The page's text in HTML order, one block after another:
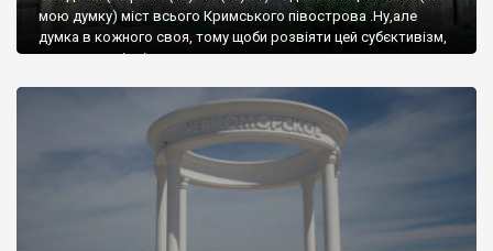
мою думку) міст всього Кримського півострова .Ну,але
думка в кожного своя, тому щоби розвіяти цей субєктивізм,
запрошую відвідати це